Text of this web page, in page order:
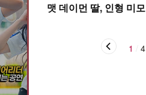
맷 데이먼 딸, 인형 미모
1 4